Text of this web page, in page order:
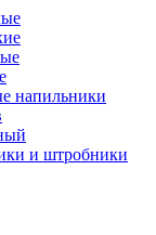
напильники
и штробники